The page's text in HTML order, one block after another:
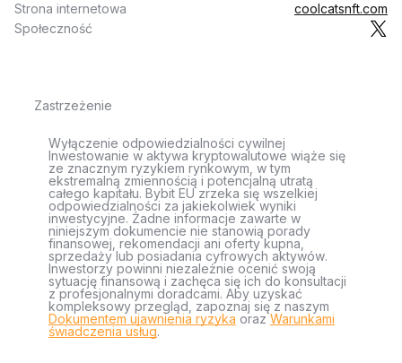
Strona internetowa
coolcatsnft.com
Społeczność
Zastrzeżenie
Wyłączenie odpowiedzialności cywilnej
Inwestowanie w aktywa kryptowalutowe wiąże się
ze znacznym ryzykiem rynkowym, w tym
ekstremalną zmiennością i potencjalną utratą
całego kapitału. Bybit EU zrzeka się wszelkiej
odpowiedzialności za jakiekolwiek wyniki
inwestycyjne. Żadne informacje zawarte w
niniejszym dokumencie nie stanowią porady
finansowej, rekomendacji ani oferty kupna,
sprzedaży lub posiadania cyfrowych aktywów.
Inwestorzy powinni niezależnie ocenić swoją
sytuację finansową i zachęca się ich do konsultacji
z profesjonalnymi doradcami. Aby uzyskać
kompleksowy przegląd, zapoznaj się z naszym
Dokumentem ujawnienia ryzyka orazWarunkami
świadczenia usług.